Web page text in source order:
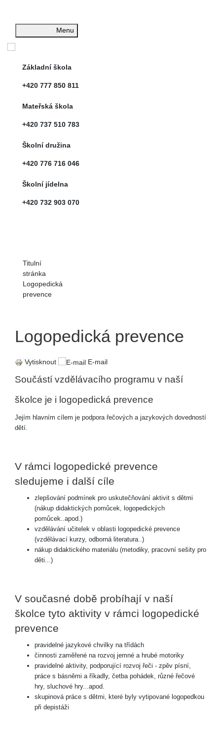
Menu
Základní škola
+420 777 850 811
Mateřská škola
+420 737 510 783
Školní družina
+420 776 716 046
Školní jídelna
+420 732 903 070
Titulní
stránka
Logopedická
prevence
Logopedická prevence
Vytisknout E-mail
Součástí vzdělávacího programu v naší
školce je i logopedická prevence
Jejím hlavním cílem je podpora řečových a jazykových dovedností
dětí.
V rámci logopedické prevence
sledujeme i další cíle
zlepšování podmínek pro uskutečňování aktivit s dětmi
(nákup didaktických pomůcek, logopedických
pomůcek..apod.)
vzdělávání učitelek v oblasti logopedické prevence
(vzdělávací kurzy, odborná literatura..)
nákup didaktického materiálu (metodiky, pracovní sešity pro
děti...)
V současné době probíhají v naší
školce tyto aktivity v rámci logopedické
prevence
pravidelné jazykové chvilky na třídách
činnosti zaměřené na rozvoj jemné a hrubé motoriky
pravidelné aktivity, podporující rozvoj řeči - zpěv písní,
práce s básněmi a říkadly, četba pohádek, různé řečové
hry, sluchové hry...apod.
skupinová práce s dětmi, které byly vytipované logopedkou
při depistáži